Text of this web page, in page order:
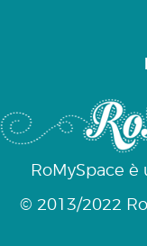
RoMySpace
© 2013/2022